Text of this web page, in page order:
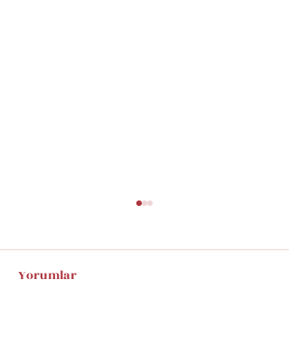
Yorumlar